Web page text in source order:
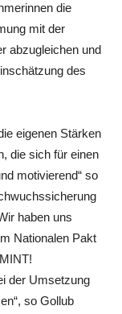
die
mit der
abzugleichen und
des
eigenen Stärken
die sich für einen
motivierend“ so
haben uns
Nationalen Pakt
der Umsetzung
so Gollub